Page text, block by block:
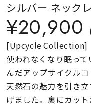
ファッションテイス
ト
着用シーン
コレクション
シルバー ネック
¥20,900
[Upcycle Collection]
使われなくなり眠っ
んだアップサイクルコ
天然石の魅力を引き
げました。裏にカッ